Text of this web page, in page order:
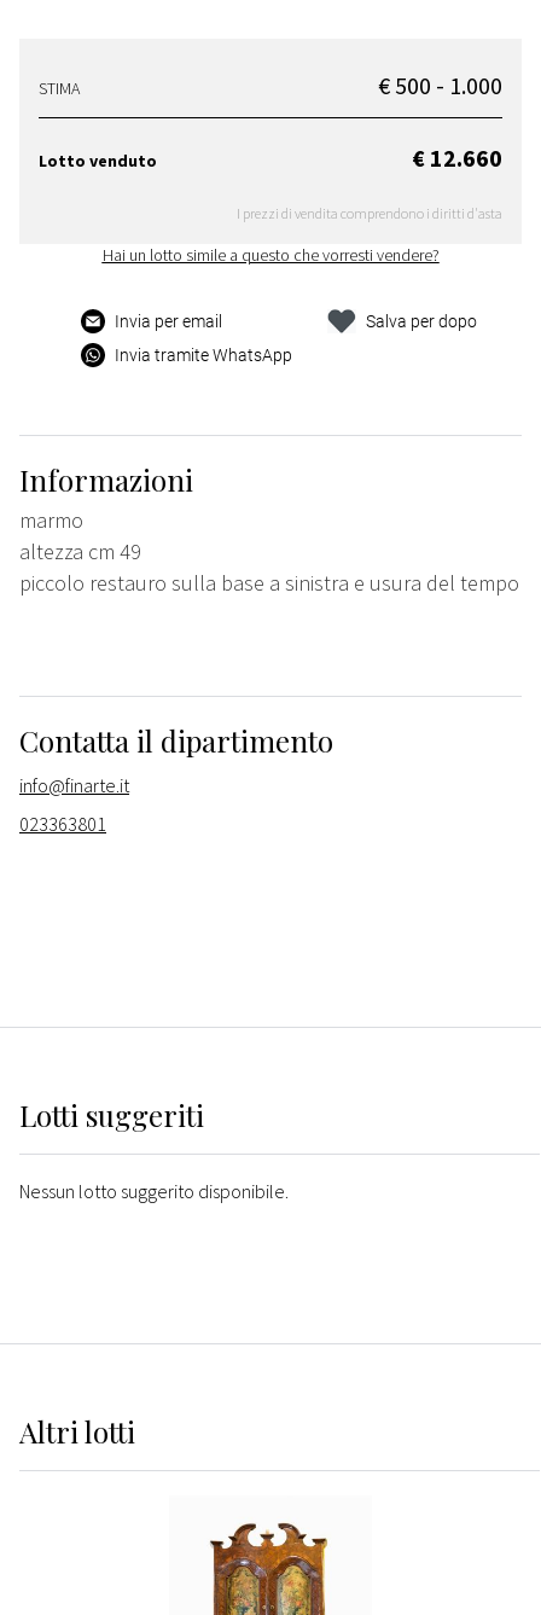
STIMA € 500 - 1.000
Lotto venduto € 12.660
I prezzi di vendita comprendono i diritti d'asta
Hai un lotto simile a questo che vorresti vendere?
Invia per email
Invia tramite WhatsApp
Salva per dopo
Informazioni
marmo
altezza cm 49
piccolo restauro sulla base a sinistra e usura del tempo
Contatta il dipartimento
info@finarte.it
023363801
Lotti suggeriti
Nessun lotto suggerito disponibile.
Altrilotti